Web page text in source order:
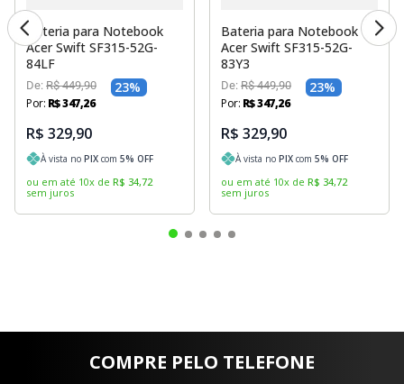
Bateria para Notebook
Acer Swift SF315-52G-
84LF
De: R$ 449,90 23%
Por: R$347,26
R$ 329,90
À vista no PIX com 5% OFF
ou em até 10x de R$ 34,72
sem juros
Bateria para Notebook
Acer Swift SF315-52G-
83Y3
De: R$ 449,90 23%
Por: R$347,26
R$ 329,90
À vista no PIX com 5% OFF
ou em até 10x de R$ 34,72
sem juros
COMPRE PELO TELEFONE